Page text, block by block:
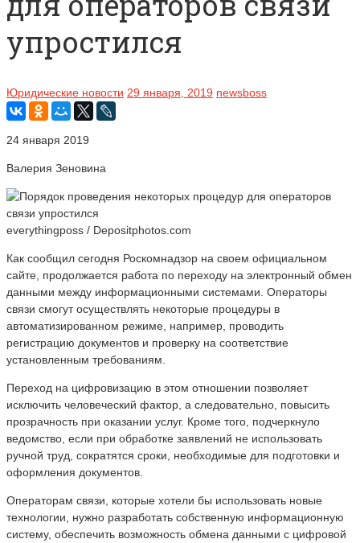
упростился
Юридические новости 29 января, 2019 newsboss
24 января 2019
Валерия Зеновина
everythingposs / Depositphotos.com
Как сообщил сегодня Роскомнадзор на своем официальном
сайте, продолжается работа по переходу на электронный обмен
данными между информационными системами. Операторы
связи смогут осуществлять некоторые процедуры в
автоматизированном режиме, например, проводить
регистрацию документов и проверку на соответствие
установленным требованиям.
Переход на цифровизацию в этом отношении позволяет
исключить человеческий фактор, а следовательно, повысить
прозрачность при оказании услуг. Кроме того, подчеркнуло
ведомство, если при обработке заявлений не использовать
ручной труд, сократятся сроки, необходимые для подготовки и
оформления документов.
Операторам связи, которые хотели бы использовать новые
технологии, нужно разработать собственную информационную
систему, обеспечить возможность обмена данными с цифровой